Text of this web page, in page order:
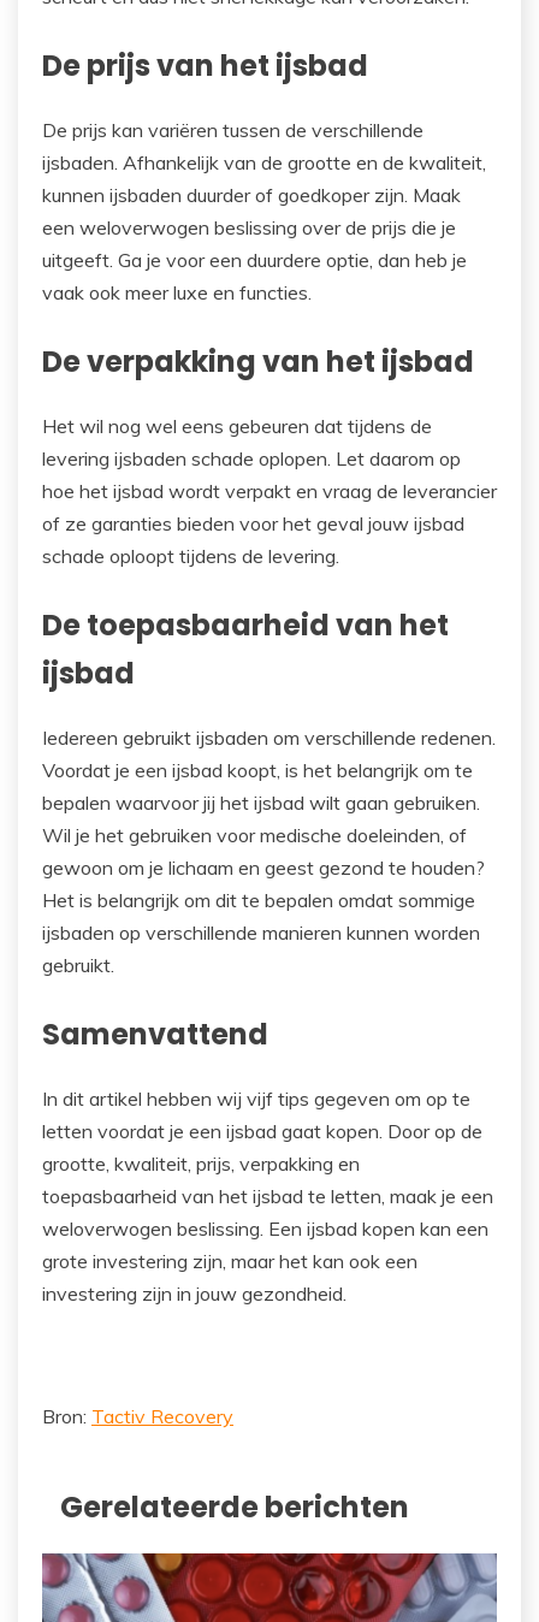
De prijs van het ijsbad
De prijs kan variëren tussen de verschillende
ijsbaden. Afhankelijk van de grootte en de kwaliteit,
kunnen ijsbaden duurder of goedkoper zijn. Maak
een weloverwogen beslissing over de prijs die je
uitgeeft. Ga je voor een duurdere optie, dan heb je
vaak ook meer luxe en functies.
De verpakking van het ijsbad
Het wil nog wel eens gebeuren dat tijdens de
levering ijsbaden schade oplopen. Let daarom op
hoe het ijsbad wordt verpakt en vraag de leverancier
of ze garanties bieden voor het geval jouw ijsbad
schade oploopt tijdens de levering.
De toepasbaarheid van het
ijsbad
Iedereen gebruikt ijsbaden om verschillende redenen.
Voordat je een ijsbad koopt, is het belangrijk om te
bepalen waarvoor jij het ijsbad wilt gaan gebruiken.
Wil je het gebruiken voor medische doeleinden, of
gewoon om je lichaam en geest gezond te houden?
Het is belangrijk om dit te bepalen omdat sommige
ijsbaden op verschillende manieren kunnen worden
gebruikt.
Samenvattend
In dit artikel hebben wij vijf tips gegeven om op te
letten voordat je een ijsbad gaat kopen. Door op de
grootte, kwaliteit, prijs, verpakking en
toepasbaarheid van het ijsbad te letten, maak je een
weloverwogen beslissing. Een ijsbad kopen kan een
grote investering zijn, maar het kan ook een
investering zijn in jouw gezondheid.
Bron: Tactiv Recovery
Gerelateerde berichten